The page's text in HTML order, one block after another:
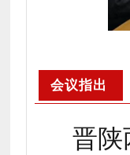
会议指出
晋陕